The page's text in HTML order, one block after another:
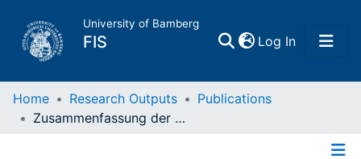
University of Bamberg
FIS Log In(current)
Home
Home Research Outputs
Publications
Zusammenfassung der Diskussion "Tradition in mündlich überlieferter Musik"